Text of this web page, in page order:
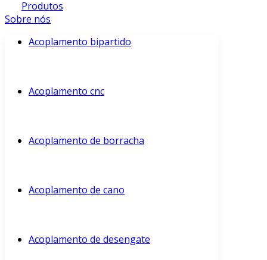
Produtos
Sobre nós
Acoplamento bipartido
Acoplamento cnc
Acoplamento de borracha
Acoplamento de cano
Acoplamento de desengate